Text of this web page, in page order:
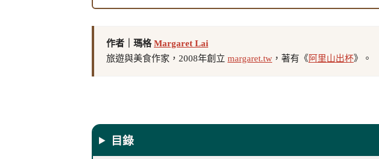
作者｜瑪格Margaret Lai
旅遊與美食作家，2008年創立 margaret.tw ，著有《阿里山出杯》。
目錄